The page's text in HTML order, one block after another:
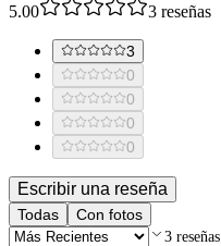
5.00 3 reseñas
3
0
0
0
0
Escribir una reseña
Todas Con fotos
3 reseñas